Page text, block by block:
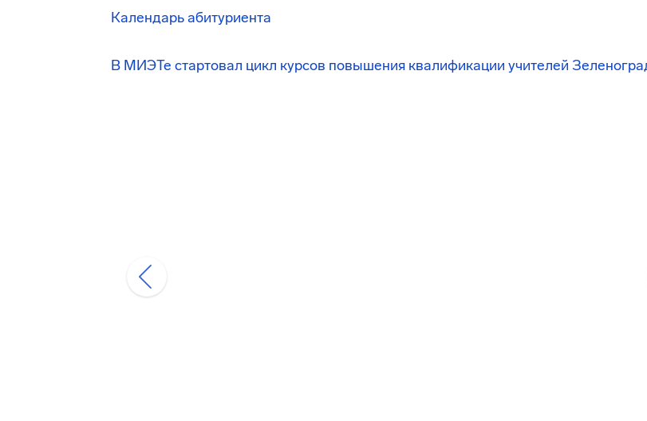
Календарь абитуриента
В МИЭТе стартовал цикл курсов повышения квалификации учителей